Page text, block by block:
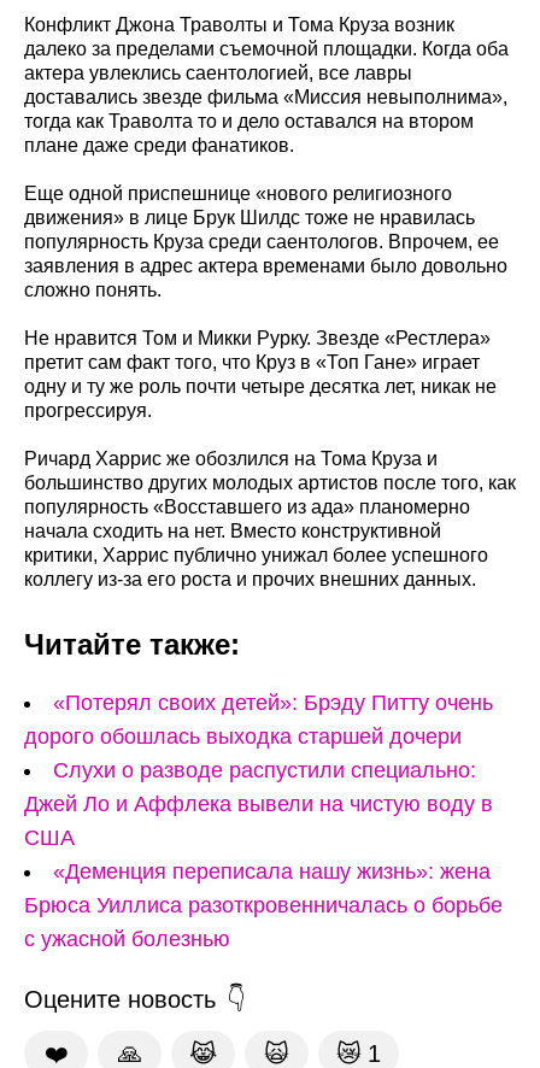
Конфликт Джона Траволты и Тома Круза возник
далеко за пределами съемочной площадки. Когда оба
актера увлеклись саентологией, все лавры
доставались звезде фильма «Миссия невыполнима»,
тогда как Траволта то и дело оставался на втором
плане даже среди фанатиков.
Еще одной приспешнице «нового религиозного
движения» в лице Брук Шилдс тоже не нравилась
популярность Круза среди саентологов. Впрочем, ее
заявления в адрес актера временами было довольно
сложно понять.
Не нравится Том и Микки Рурку. Звезде «Рестлера»
претит сам факт того, что Круз в «Топ Гане» играет
одну и ту же роль почти четыре десятка лет, никак не
прогрессируя.
Ричард Харрис же обозлился на Тома Круза и
большинство других молодых артистов после того, как
популярность «Восставшего из ада» планомерно
начала сходить на нет. Вместо конструктивной
критики, Харрис публично унижал более успешного
коллегу из-за его роста и прочих внешних данных.
Читайте также:
«Потерял своих детей»: Брэду Питту очень
дорого обошлась выходка старшей дочери
Слухи о разводе распустили специально:
Джей Ло и Аффлека вывели на чистую воду в
США
«Деменция переписала нашу жизнь»: жена
Брюса Уиллиса разоткровенничалась о борьбе
с ужасной болезнью
Оцените новость
❤️ 🙏 😹 🙀 😿 1